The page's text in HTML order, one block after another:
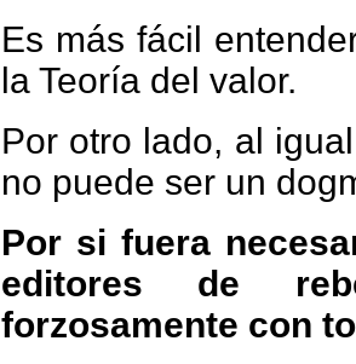
Es más fácil
la Teoría del valor.
Por otro lado, al
no puede ser un
Por si fuera
editores de
forzosamente con